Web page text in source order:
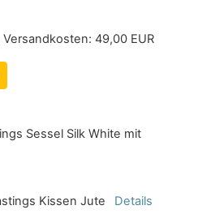
Versandkosten: 49,00 EUR
Sessel Silk White mit
Kissen Jute
Details